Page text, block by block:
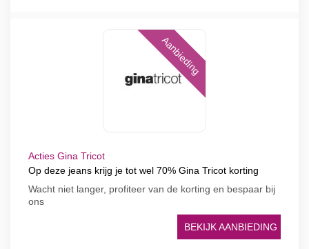
Aanbieding
Acties Gina Tricot
Op deze jeans krijg je tot wel 70% Gina Tricot korting
Wacht niet langer, profiteer van de korting en bespaar bij
ons
BEKIJK AANBIEDING